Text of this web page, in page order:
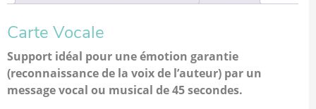
Carte Vocale
Support idéal pour une émotion garantie
(reconnaissance de la voix de l’auteur) par un
message vocal ou musical de 45 secondes.